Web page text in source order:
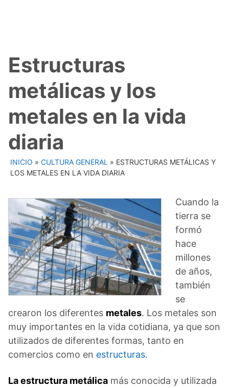
Estructuras
metálicas y los
metales en la vida
diaria
INICIO » CULTURA GENERAL » ESTRUCTURAS METÁLICAS Y
LOS METALES EN LA VIDA DIARIA
Cuando la
tierra se
formó
hace
millones
de años,
también
se
crearon los diferentes metales. Los metales son
muy importantes en la vida cotidiana, ya que son
utilizados de diferentes formas, tanto en
comercios como en estructuras.
La estructura metálica más conocida y utilizada